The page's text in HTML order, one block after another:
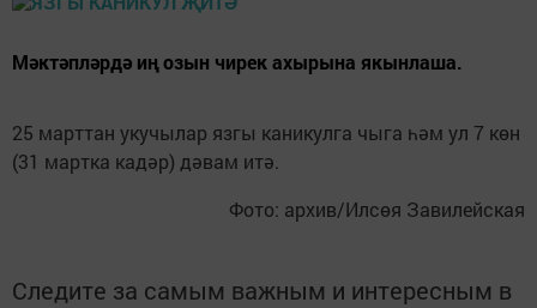
Мәктәпләрдә иң озын чирек ахырына якынлаша.
25 марттан укучылар язгы каникулга чыга һәм ул 7 көн
(31 мартка кадәр) дәвам итә.
Фото: архив/Илсөя Завилейская
Следите за самым важным и интересным в